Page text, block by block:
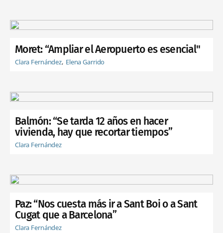
Moret: “Ampliar el Aeropuerto es esencial"
Clara Fernández Elena Garrido
Balmón: “Se tarda 12 años en hacer
vivienda, hay que recortar tiempos”
Clara Fernández
Paz: “Nos cuesta más ir a Sant Boi o a Sant
Cugat que a Barcelona”
Clara Fernández